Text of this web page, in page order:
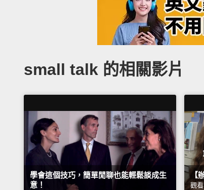
small talk 的相關影片
學會這個技巧，簡單閒聊也能輕鬆談成生
意！
【
觀